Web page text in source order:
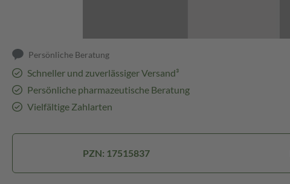
Persönliche Beratung
Schneller und zuverlässiger Versand³
Persönliche pharmazeutische Beratung
Vielfältige Zahlarten
PZN: 17515837